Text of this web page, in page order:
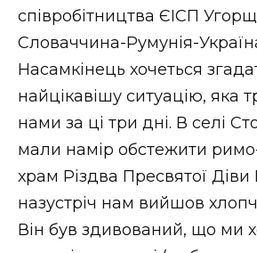
співробітництва ЄІСП
Словаччина-Румунія-
Насамкінець хочеться
найцікавішу ситуацію, яка
нами за ці три дні. В селі
мали намір обстежити
храм Різдва Пресвятої Діви
назустріч нам вийшов
Він був здивований, що ми